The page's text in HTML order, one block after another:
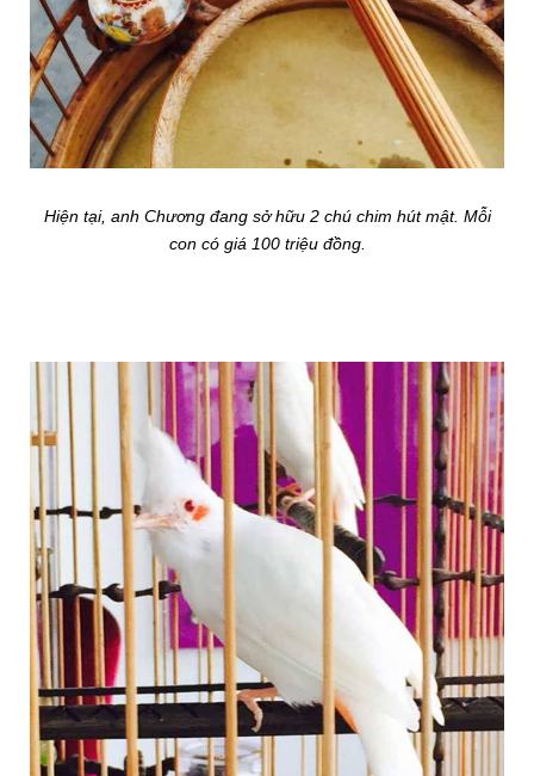
Hiện tại, anh Chương đang sở hữu 2 chú chim hút mật. Mỗi
con có giá 100 triệu đồng.